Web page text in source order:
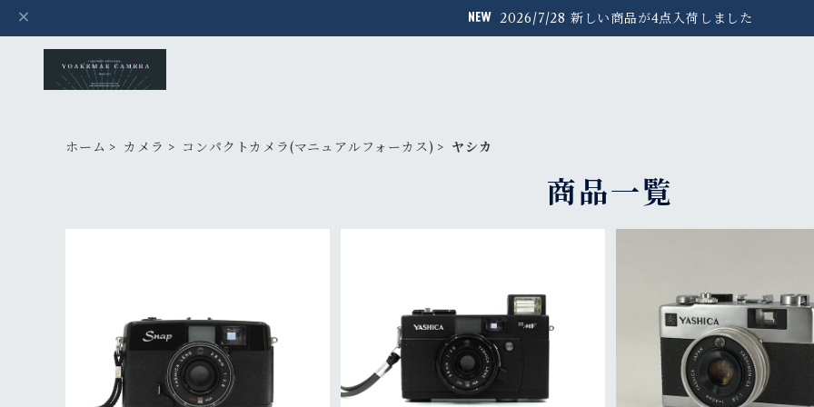
2026/7/28 新しい商品が4点入荷しました
ホーム カメラ コンパクトカメラ(マニュアルフォーカス) ヤシカ
商品一覧
YASHICA Snap
¥13,000
YASHICA 35MF
¥16,000
SOLD OUT
YASHICA
¥15,000
SOLD OUT